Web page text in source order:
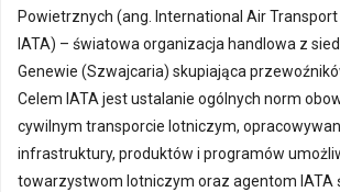
Powietrznych (ang. International Air
IATA) – światowa organizacja handlowa z
Genewie (Szwajcaria) skupiająca
Celem IATA jest ustalanie ogólnych norm
cywilnym transporcie lotniczym,
infrastruktury, produktów i programów
towarzystwom lotniczym oraz agentom IATA